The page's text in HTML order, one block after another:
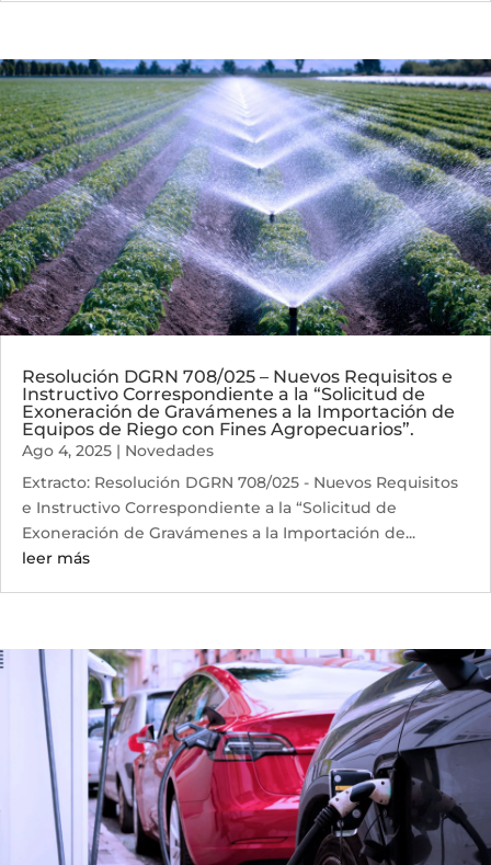
Resolución DGRN 708/025 – Nuevos Requisitos e
Instructivo Correspondiente a la “Solicitud de
Exoneración de Gravámenes a la Importación de
Equipos de Riego con Fines Agropecuarios”.
Ago 4, 2025 | Novedades
Extracto: Resolución DGRN 708/025 - Nuevos Requisitos
e Instructivo Correspondiente a la “Solicitud de
Exoneración de Gravámenes a la Importación de...
leer más